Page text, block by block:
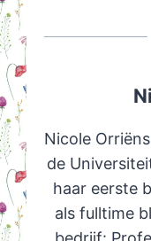
Nicole
de
haar eerste
als fulltime